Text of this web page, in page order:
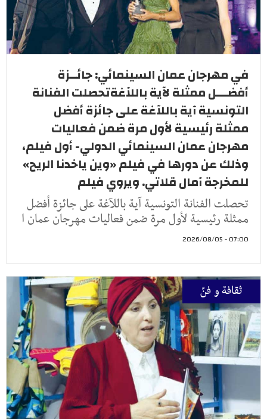
في مهرجان عمان السينمائي: جائــزة
أفضـــل ممثلة لآية باللآغةتحصلت الفنانة
التونسية آية باللآغة على جائزة أفضل
ممثلة رئيسية لأول مرة ضمن فعاليات
مهرجان عمان السينمائي الدولي- أول فيلم،
وذلك عن دورها في فيلم «وين ياخدنا الريح»
للمخرجة آمال قلاتي. ويروي فيلم
تحصلت الفنانة التونسية آية باللآغة على جائزة أفضل
ممثلة رئيسية لأول مرة ضمن فعاليات مهرجان عمان ا
07:00 - 2026/08/05
ثقافة و فنّ